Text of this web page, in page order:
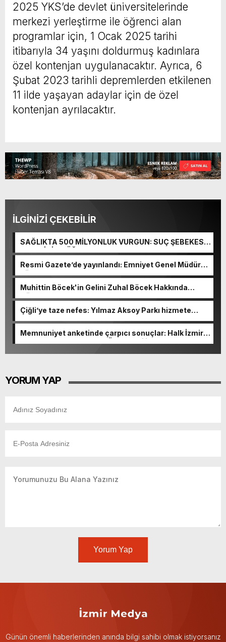
2025 YKS’de devlet üniversitelerinde
merkezi yerleştirme ile öğrenci alan
programlar için, 1 Ocak 2025 tarihi
itibarıyla 34 yaşını doldurmuş kadınlara
özel kontenjan uygulanacaktır. Ayrıca, 6
Şubat 2023 tarihli depremlerden etkilenen
11 ilde yaşayan adaylar için de özel
kontenjan ayrılacaktır.
İLGİNİZİ ÇEKEBİLİR
SAĞLIKTA 500 MİLYONLUK VURGUN: SUÇ ŞEBEKESİ
KAÇIŞ İÇİN DÜĞMEYE BASTI!
Resmi Gazete’de yayınlandı: Emniyet Genel Müdürü
görevden alındı!
Muhittin Böcek'in Gelini Zuhal Böcek Hakkında
Gözaltı Kararı!
Çiğli’ye taze nefes: Yılmaz Aksoy Parkı hizmete
Memnuniyet anketinde çarpıcı sonuçlar: Halk İzmirli
başkanlardan memnun, Ömer Eşki ilk sırada
YORUM YAP
Yorum Yap
Günün önemli haberlerinden anında bilgi sahibi olmak istiyorsanız